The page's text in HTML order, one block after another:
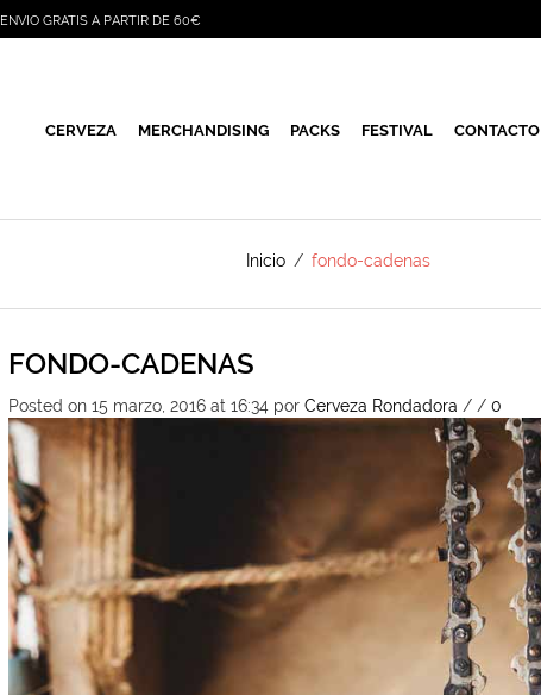
ENVIO GRATIS A PARTIR DE 60€
CERVEZA MERCHANDISING PACKS FESTIVAL CONTACTO
Inicio / fondo-cadenas
FONDO-CADENAS
Posted on 15 marzo, 2016 at 16:34 por Cerveza Rondadora / / 0